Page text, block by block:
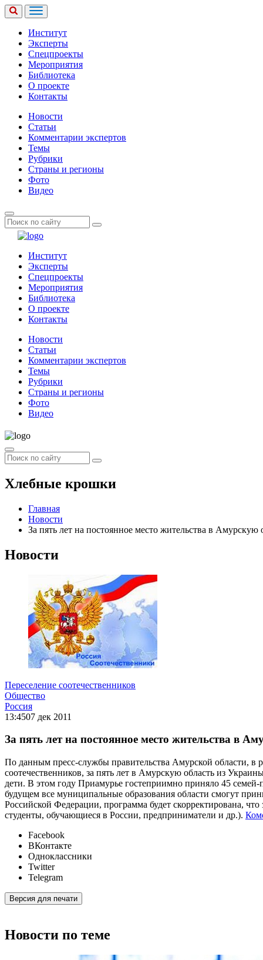
Институт
Эксперты
Спецпроекты
Мероприятия
Библиотека
О проекте
Контакты
Новости
Статьи
Комментарии экспертов
Темы
Рубрики
Страны и регионы
Фото
Видео
Институт
Эксперты
Спецпроекты
Мероприятия
Библиотека
О проекте
Контакты
Новости
Статьи
Комментарии экспертов
Темы
Рубрики
Страны и регионы
Фото
Видео
Хлебные крошки
Главная
Новости
За пять лет на постоянное место жительства в Амурскую
Новости
Переселение соотечественников
Общество
Россия
13:4507 дек 2011
За пять лет на постоянное место жительства в
По данным пресс-службы правительства Амурской области,
соотечественников, за пять лет в Амурскую область из
дети. В этом году Приамурье гостеприимно приняло 45
будущем все муниципальные образования области смогут
Российской Федерации, программа будет скорректирована,
студенты, обучающиеся в России, предприниматели и др.).
Facebook
ВКонтакте
Одноклассники
Twitter
Telegram
Версия для печати
Новости по теме